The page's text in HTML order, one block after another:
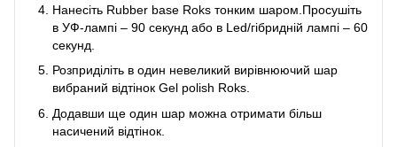
Нанесіть Rubber base Roks тонким шаром.Просушіть
в УФ-лампі – 90 секунд або в Led/гібридній лампі – 60
секунд.
Розприділіть в один невеликий вирівнюючий шар
вибраний відтінок Gel polish Roks.
Додавши ще один шар можна отримати більш
насичений відтінок.